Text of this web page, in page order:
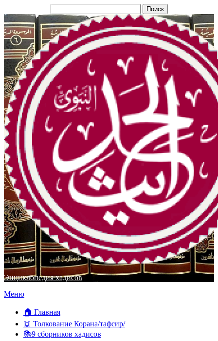
Энциклопедия хадисов
Перейти
содержимому
Меню
🏠 Главная
📖 Толкование Корана/тафсир/
📚9 сборников хадисов